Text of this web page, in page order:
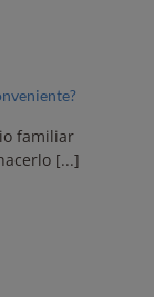
familiar
[...]